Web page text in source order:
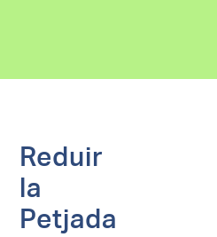
Reduir
la
Petjada